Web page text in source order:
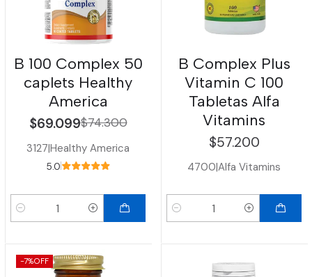
B 100 Complex 50
caplets Healthy
America
$69.099$74.300
3127|Healthy America
5.0
Cantidad
B Complex Plus
Vitamin C 100
Tabletas Alfa
Vitamins
$57.200
4700|Alfa Vitamins
Cantidad
-7%OFF